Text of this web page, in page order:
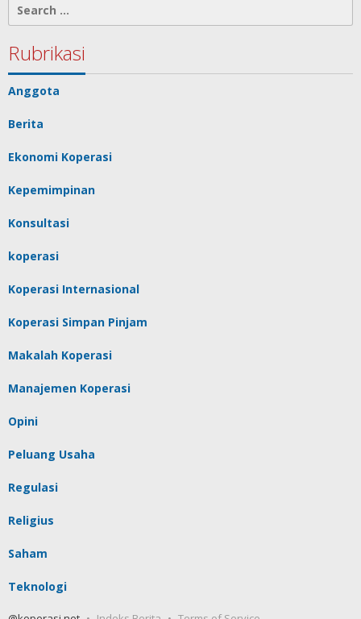
for:
Rubrikasi
Anggota
Berita
Ekonomi Koperasi
Kepemimpinan
Konsultasi
koperasi
Koperasi Internasional
Koperasi Simpan Pinjam
Makalah Koperasi
Manajemen Koperasi
Opini
Peluang Usaha
Regulasi
Religius
Saham
Teknologi